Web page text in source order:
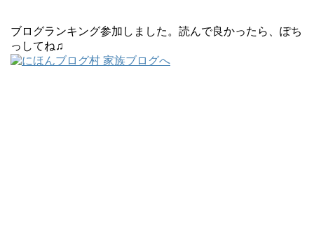
ブログランキング参加しました。読んで良かったら、ぽち
っしてね♫